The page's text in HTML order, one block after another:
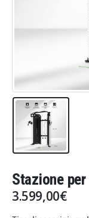
Stazione
3.599,00€